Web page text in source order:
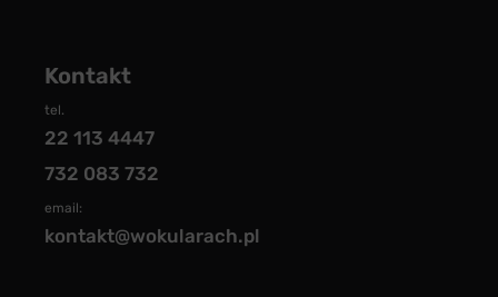
Kontakt
tel.
22 113 4447
732 083 732
email:
kontakt@wokularach.pl